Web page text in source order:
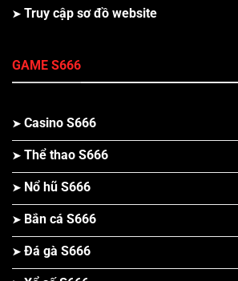
Truy cập sơ đồ website
GAME S666
Casino S666
Thể thao S666
Nổ hũ S666
Bắn cá S666
Đá gà S666